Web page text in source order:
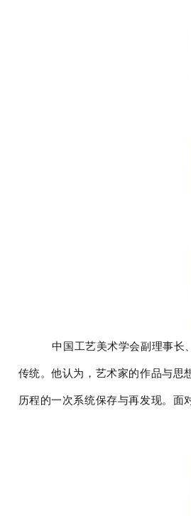
中国工艺美术学会副理事长
传统。他认为，艺术家的作品与思
历程的一次系统保存与再发现。面